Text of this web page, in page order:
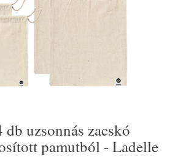
db uzsonnás zacskó
pamutból - Ladelle